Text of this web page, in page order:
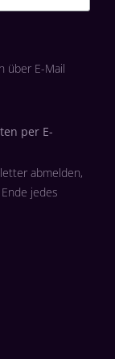
über E-Mail
per E-
abmelden,
jedes